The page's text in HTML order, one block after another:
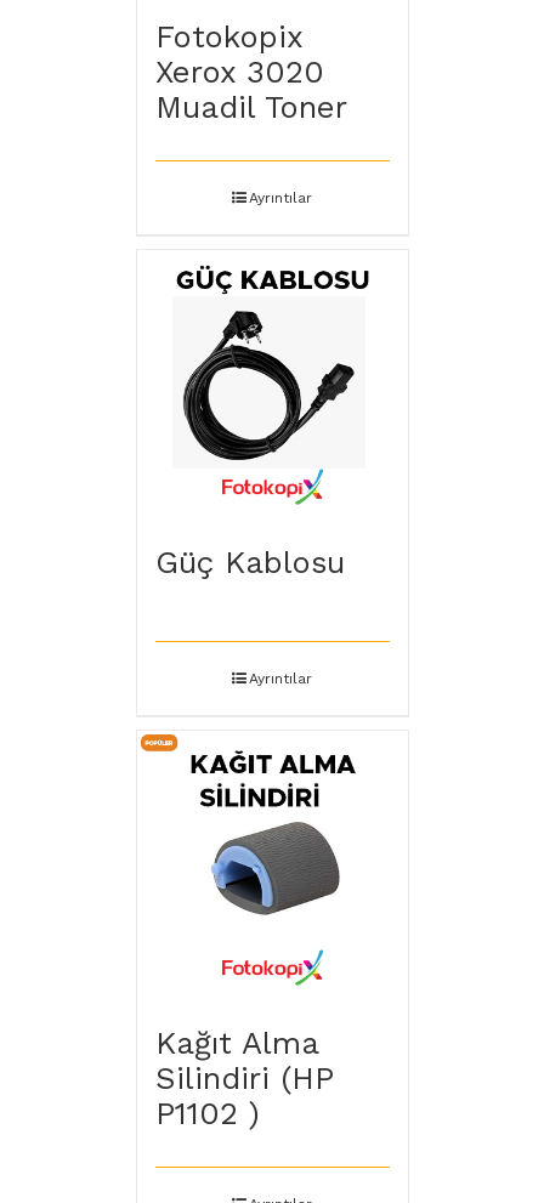
Fotokopix
Xerox 3020
Muadil Toner
Ayrıntılar
Güç Kablosu
Ayrıntılar
Kağıt Alma
Silindiri (HP
P1102 )